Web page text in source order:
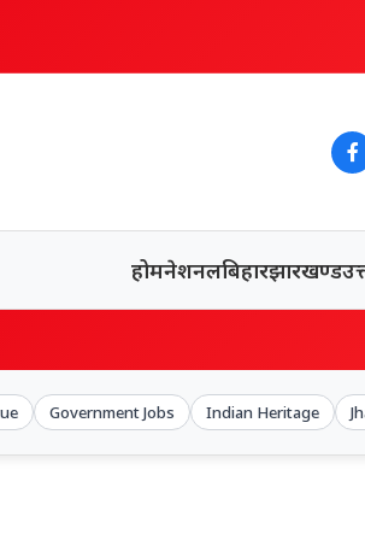
होमनेशनलबिहारझारखण्ड
Bihar: बाढ़ ने छीना
Government Jobs Indian Heritage